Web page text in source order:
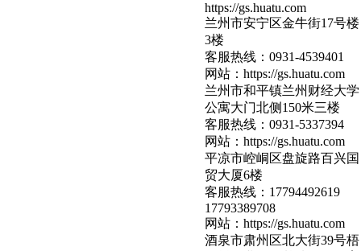
https://gs.huatu.com
兰州市安宁区金牛街17号楼
3楼
客服热线：0931-4539401
网站：https://gs.huatu.com
兰州市和平镇兰州财经大学
公寓大门北侧150米三楼
客服热线：0931-5337394
网站：https://gs.huatu.com
平凉市崆峒区盘旋路百兴国
贸大厦6楼
客服热线： 17794492619
17793389708
网站：https://gs.huatu.com
酒泉市肃州区北大街39号梧